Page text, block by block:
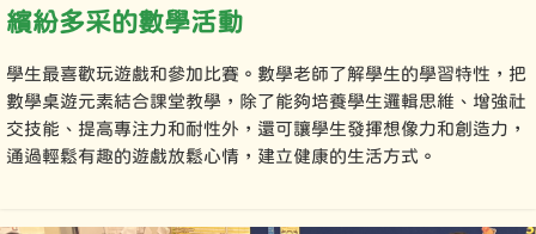
繽紛多采的數學活動
學生最喜歡玩遊戲和參加比賽。數學老師了解學生的學習特性，把
數學桌遊元素結合課堂教學，除了能夠培養學生邏輯思維、增強社
交技能、提高專注力和耐性外，還可讓學生發揮想像力和創造力，
通過輕鬆有趣的遊戲放鬆心情，建立健康的生活方式。